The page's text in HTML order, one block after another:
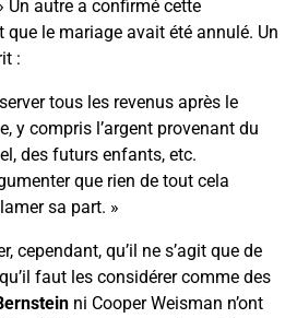
Un autre a confirmé cette
le mariage avait été annulé. Un
:
tous les revenus après le
y compris l’argent provenant du
des futurs enfants, etc.
que rien de tout cela
sa part. »
cependant, qu’il ne s’agit que de
faut les considérer comme des
ni Cooper Weisman n’ont